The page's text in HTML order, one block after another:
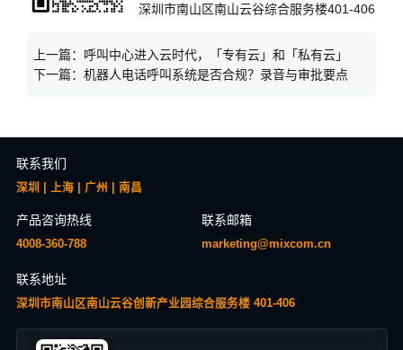
深圳市南山区南山云谷综合服务楼401-406
上一篇： 呼叫中心进入云时代，「专有云」和「私有云」
下一篇： 机器人电话呼叫系统是否合规？录音与审批要点
联系我们
深圳 | 上海 | 广州 | 南昌
产品咨询热线
4008-360-788
联系邮箱
marketing@mixcom.cn
联系地址
深圳市南山区南山云谷创新产业园综合服务楼 401-406